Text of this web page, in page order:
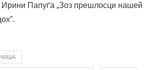
Ирини Папуґа „Зоз прешлосци нашей